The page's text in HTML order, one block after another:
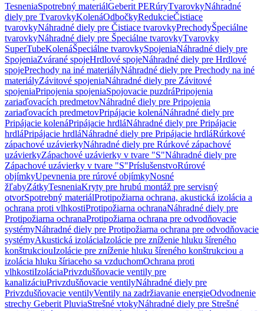
TesneniaSpotrebný materiálGeberit PERúryTvarovkyNáhradné
diely pre TvarovkyKolenáOdbočkyRedukcieČistiace
tvarovkyNáhradné diely pre Čistiace tvarovkyPrechodyŠpeciálne
tvarovkyNáhradné diely pre Špeciálne tvarovkyTvarovky
SuperTubeKolenáŠpeciálne tvarovkySpojeniaNáhradné diely pre
SpojeniaZvárané spojeHrdlové spojeNáhradné diely pre Hrdlové
spojePrechody na iné materiályNáhradné diely pre Prechody na iné
materiályZávitové spojeniaNáhradné diely pre Závitové
spojeniaPripojenia spojeniaSpojovacie puzdráPripojenia
zariaďovacích predmetovNáhradné diely pre Pripojenia
zariaďovacích predmetovPripájacie kolenáNáhradné diely pre
Pripájacie kolenáPripájacie hrdláNáhradné diely pre Pripájacie
hrdláPripájacie hrdláNáhradné diely pre Pripájacie hrdláRúrkové
zápachové uzávierkyNáhradné diely pre Rúrkové zápachové
uzávierkyZápachové uzávierky v tvare "S"Náhradné diely pre
Zápachové uzávierky v tvare "S"PríslušenstvoRúrové
objímkyUpevnenia pre rúrové objímkyNosné
žľabyZátkyTesneniaKryty pre hrubú montáž pre servisný
otvorSpotrebný materiálProtipožiarna ochrana, akustická izolácia a
ochrana proti vlhkostiProtipožiarna ochranaNáhradné diely pre
Protipožiarna ochranaProtipožiarna ochrana pre odvodňovacie
systémyNáhradné diely pre Protipožiarna ochrana pre odvodňovacie
systémyAkustická izoláciaIzolácie pre zníženie hluku šíreného
konštrukciouIzolácie pre zníženie hluku šíreného konštrukciou a
izolácia hluku šíriaceho sa vzduchomOchrana proti
vlhkostiIzoláciaPrivzdušňovacie ventily pre
kanalizáciuPrivzdušňovacie ventilyNáhradné diely pre
Privzdušňovacie ventilyVentily na zadržiavanie energieOdvodnenie
strechy Geberit PluviaStrešné vtokyNáhradné diely pre Strešné